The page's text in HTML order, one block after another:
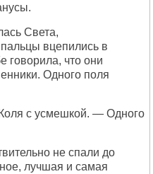
Света,
вцепились в
что они
Одного поля
с усмешкой. — Одного
не спали до
лучшая и самая